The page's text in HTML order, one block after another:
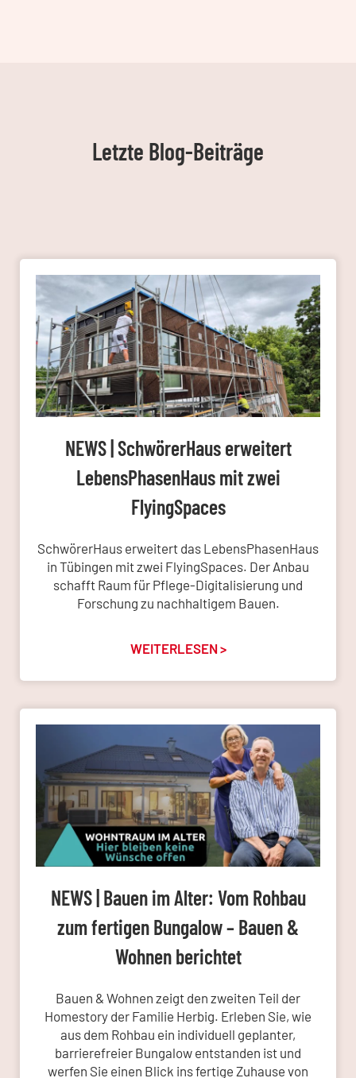
Letzte Blog-Beiträge
NEWS | SchwörerHaus erweitert
LebensPhasenHaus mit zwei
FlyingSpaces
SchwörerHaus erweitert das LebensPhasenHaus
in Tübingen mit zwei FlyingSpaces. Der Anbau
schafft Raum für Pflege-Digitalisierung und
Forschung zu nachhaltigem Bauen.
WEITERLESEN >
NEWS | Bauen im Alter: Vom Rohbau
zum fertigen Bungalow – Bauen &
Wohnen berichtet
Bauen & Wohnen zeigt den zweiten Teil der
Homestory der Familie Herbig. Erleben Sie, wie
aus dem Rohbau ein individuell geplanter,
barrierefreier Bungalow entstanden ist und
werfen Sie einen Blick ins fertige Zuhause von